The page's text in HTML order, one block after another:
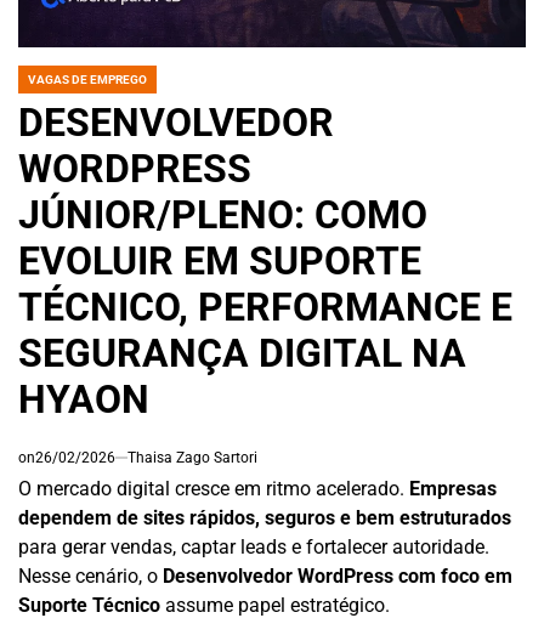
POSTED
VAGAS DE EMPREGO
DESENVOLVEDOR
WORDPRESS
JÚNIOR/PLENO: COMO
EVOLUIR EM SUPORTE
TÉCNICO, PERFORMANCE E
SEGURANÇA DIGITAL NA
HYAON
on26/02/2026 Thaisa Zago Sartori
O mercado digital cresce em ritmo acelerado. Empresas
dependem de sites rápidos, seguros e bem estruturados
para gerar vendas, captar leads e fortalecer autoridade.
Nesse cenário, o Desenvolvedor WordPress com foco em
Suporte Técnico assume papel estratégico.